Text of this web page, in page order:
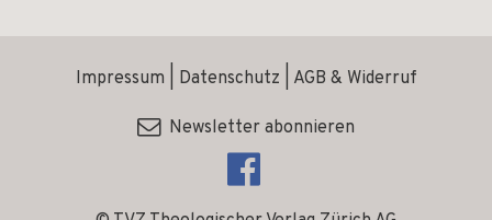
Impressum Datenschutz AGB & Widerruf
Newsletter abonnieren